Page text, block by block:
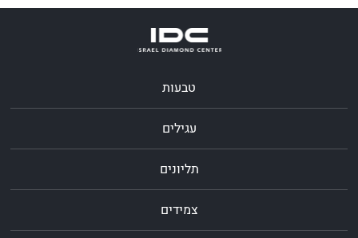
טבעות
עגילים
תליונים
צמידים